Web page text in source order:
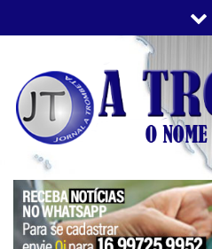
to
JORNAL A TROMBETA
O Nome da Notícia